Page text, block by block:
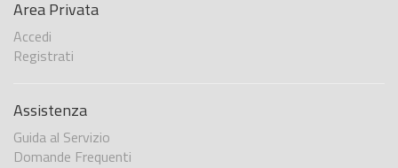
Area Privata
Accedi
Registrati
Assistenza
Guida al Servizio
Domande Frequenti